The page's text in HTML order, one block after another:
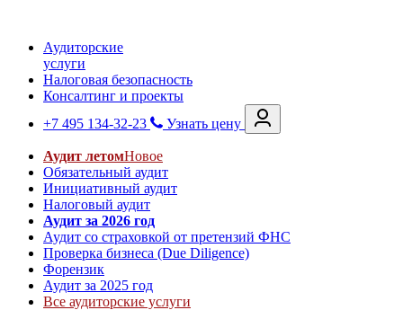
Аудиторские
услуги
Налоговая безопасность
Консалтинг и проекты
+7 495 134-32-23
Узнать цену
Аудит летомНовое
Обязательный аудит
Инициативный аудит
Налоговый аудит
Аудит за 2026 год
Аудит со страховкой от претензий ФНС
Проверка бизнеса (Due Diligence)
Форензик
Аудит за 2025 год
Все аудиторские услуги